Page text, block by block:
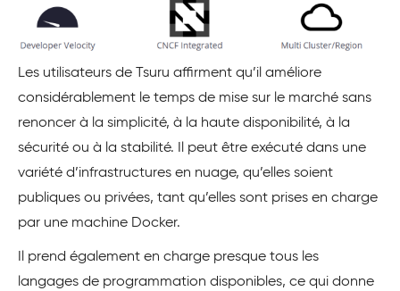
Les utilisateurs de Tsuru affirment qu’il améliore
considérablement le temps de mise sur le marché sans
renoncer à la simplicité, à la haute disponibilité, à la
sécurité ou à la stabilité. Il peut être exécuté dans une
variété d’infrastructures en nuage, qu’elles soient
publiques ou privées, tant qu’elles sont prises en charge
par une machine Docker.
Il prend également en charge presque tous les
langages de programmation disponibles, ce qui donne